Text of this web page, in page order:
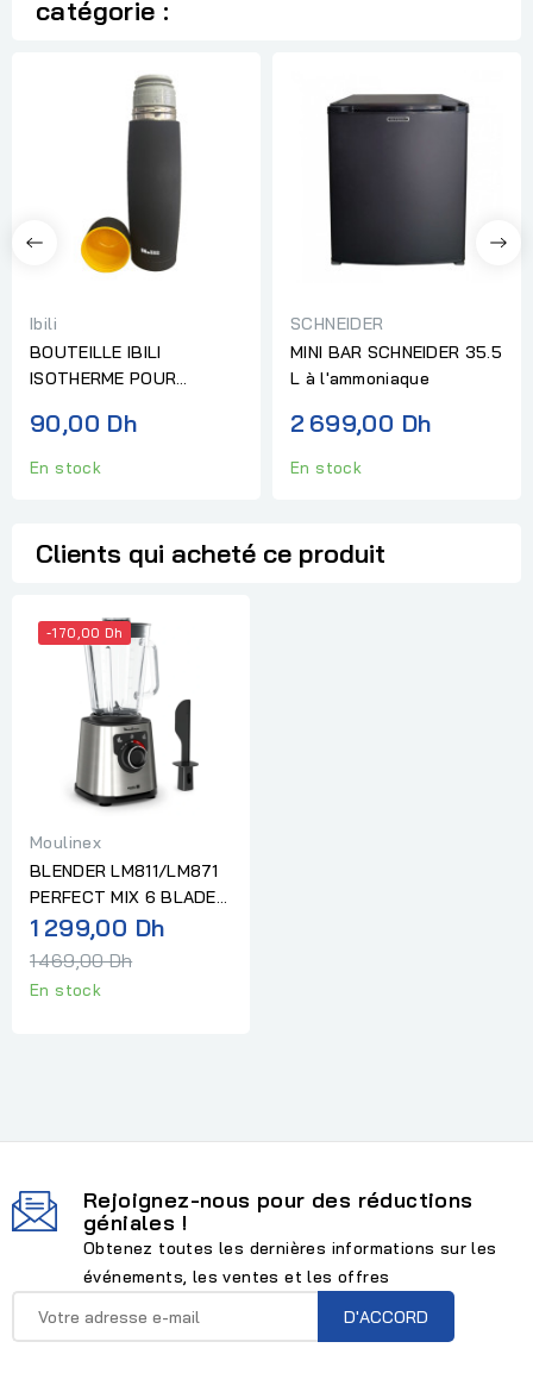
catégorie :
Ibili
BOUTEILLE IBILI
ISOTHERME POUR
90,00 Dh
En stock
SCHNEIDER
MINI BAR SCHNEIDER 35.5
L à l'ammoniaque
2 699,00 Dh
En stock
Clients qui acheté ce produit
-170,00 Dh
Moulinex
BLENDER LM811/LM871
PERFECT MIX 6 BLADES
GLAS 1200 W MOULINEX
1 299,00 DhPrix
1 469,00 Dh
En stock
Rejoignez-nous pour des réductions
géniales !
Obtenez toutes les dernières informations sur les
événements, les ventes et les offres